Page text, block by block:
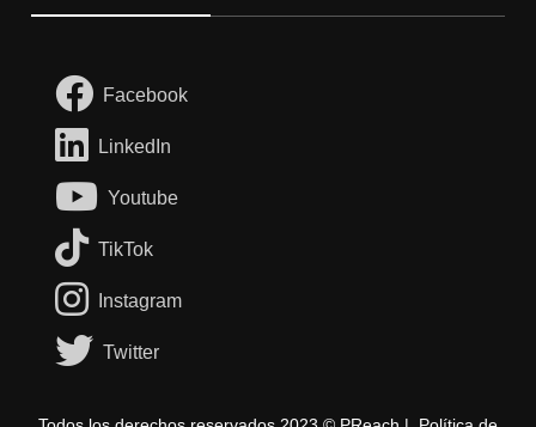
Facebook
LinkedIn
Youtube
TikTok
Instagram
Twitter